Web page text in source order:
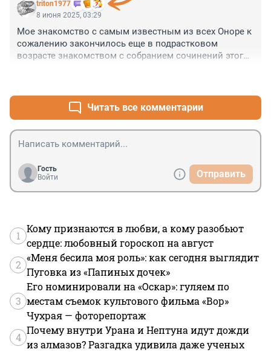
triton1977
8 июня 2025, 03:29
Мое знакомство с самым известным из всех Оноре к
сожалению закончилось еще в подрастковом
возрасте знакомством с собранием сочинений этого
Читать все комментарии
Гость
Войти
Отправить
1
Кому признаются в любви, а кому разобьют
сердце: любовный гороскоп на август
2
«Меня бесила моя роль»: как сегодня выглядит
Пуговка из «Папиных дочек»
3
Его номинировали на «Оскар»: гуляем по
местам съемок культового фильма «Вор»
Чухрая — фоторепортаж
4
Почему внутри Урана и Нептуна идут дожди
из алмазов? Разгадка удивила даже ученых